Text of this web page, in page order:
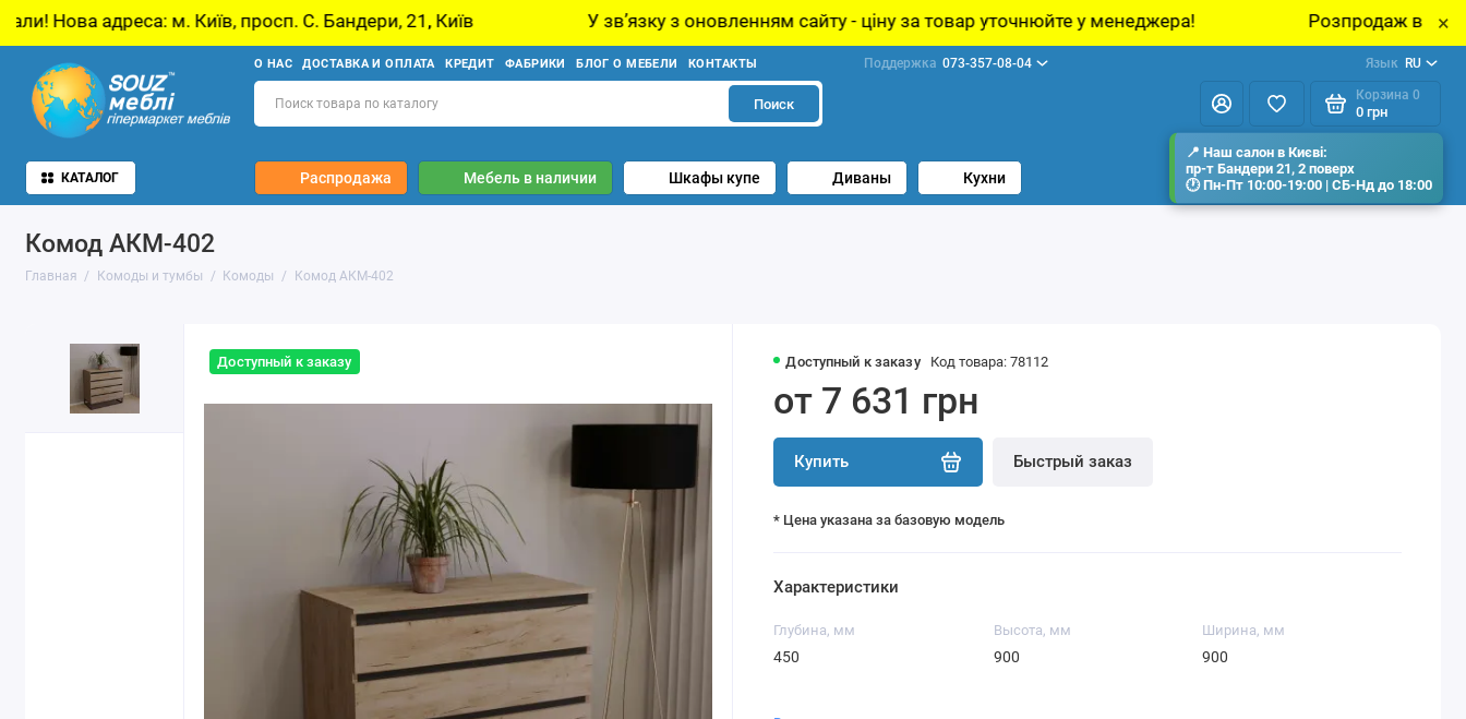
просп. С. Бандери, 21, Київ У звʼязку з оновленням сайту - ціну за товар уточнюйте у менеджера! Розпродаж виставкових зразків ×
О НАС ДОСТАВКА И ОПЛАТА КРЕДИТ ФАБРИКИ БЛОГ О МЕБЕЛИ КОНТАКТЫ Поддержка 073-357-08-04 Язык RU
Поиск
Корзина 0
0 грн
КАТАЛОГ Распродажа Мебель в наличии Шкафы купе Диваны Кухни
Комод АКМ-402
Главная Комоды и тумбы Комоды Комод АКМ-402
Доступный к заказу Доступный к заказу Код товара: 78112
от 7 631 грн
Купить Быстрый заказ
* Цена указана за базовую модель
Характеристики
Глубина, мм
450
Высота, мм
900
Ширина, мм
900